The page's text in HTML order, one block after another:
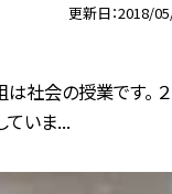
更新日 2018/
は社会の授業です。
いま...